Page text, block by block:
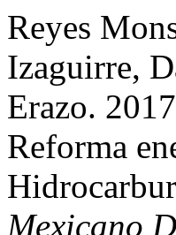
Reyes
Izaguirre,
Erazo.
Reforma
Mexicano